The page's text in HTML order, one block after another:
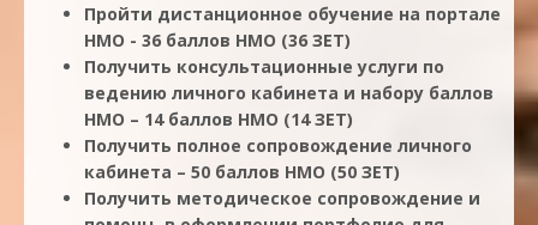
Пройти дистанционное обучение на портале
НМО - 36 баллов НМО (36 ЗЕТ)
Получить консультационные услуги по
ведению личного кабинета и набору баллов
НМО – 14 баллов НМО (14 ЗЕТ)
Получить полное сопровождение личного
кабинета – 50 баллов НМО (50 ЗЕТ)
Получить методическое сопровождение и